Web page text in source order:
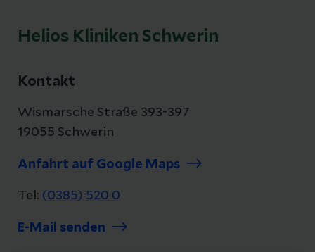
Helios Kliniken Schwerin
Kontakt
Wismarsche Straße 393-397
19055 Schwerin
Anfahrt auf Google Maps
Tel: (0385) 520 0
E-Mail senden